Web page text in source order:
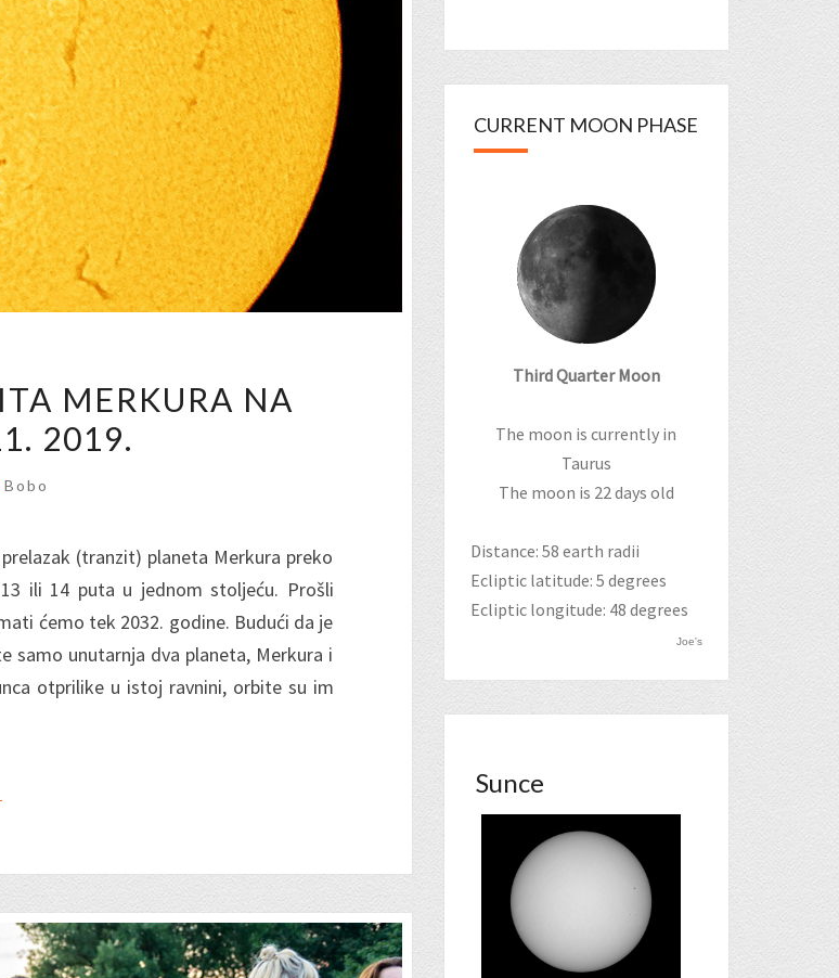
MERKURA NA
2019.
Bobo
(tranzit) planeta Merkura preko
ili 14 puta u jednom stoljeću. Prošli
ćemo tek 2032. godine. Budući da je
samo unutarnja dva planeta, Merkura i
otprilike u istoj ravnini, orbite su im
MORE
CURRENT MOON PHASE
Third Quarter Moon
The moon is currently in
Taurus
The moon is 22 days old
Distance: 58 earth radii
Ecliptic latitude: 5 degrees
Ecliptic longitude: 48 degrees
Joe's
Sunce